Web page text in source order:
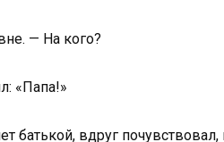
— На кого?
«Папа!»
батькой, вдруг